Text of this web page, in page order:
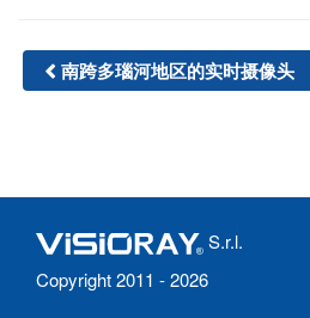
南跨多瑙河地区的实时摄像头
S.r.l.
Copyright 2011 - 2026